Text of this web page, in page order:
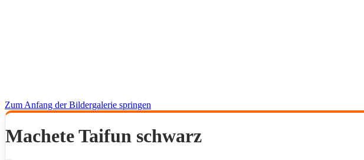
Zum Anfang der Bildergalerie springen
Machete Taifun schwarz